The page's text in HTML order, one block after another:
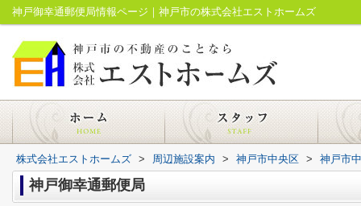
神戸御幸通郵便局情報ページ｜神戸市の株式会社エストホームズ
株式会社エストホームズ > 周辺施設案内 > 神戸市中央区 > 神戸市
神戸御幸通郵便局